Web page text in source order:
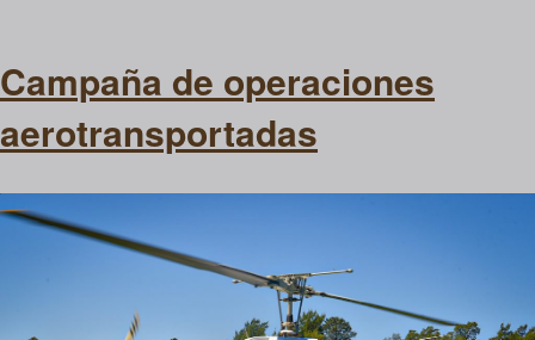
Campaña de operaciones
aerotransportadas